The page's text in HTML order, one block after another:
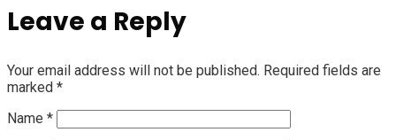
Leave a Reply
Your email address will not be published. Required fields are
marked *
Name *